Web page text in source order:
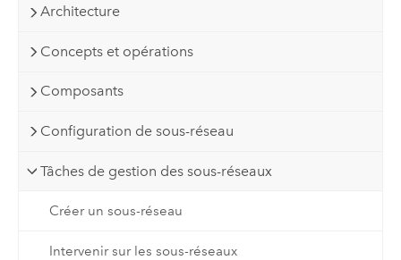
Architecture
Concepts et opérations
Composants
Configuration de sous-réseau
Tâches de gestion des sous-réseaux
Créer un sous-réseau
Intervenir sur les sous-réseaux